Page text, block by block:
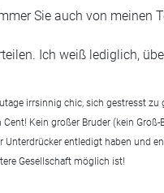
Sie auch von
Ich weiß lediglich,
irrsinnig chic, sich gestresst zu
Kein großer Bruder (kein
entledigt haben und
Gesellschaft möglich ist!